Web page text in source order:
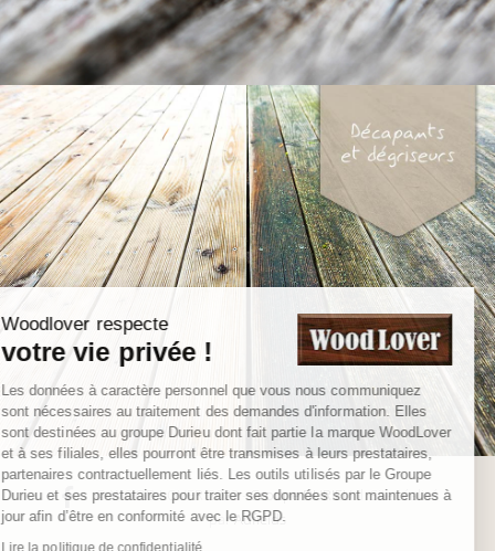
© WOOD LOVER 2022 -Groupe DURIEUl Site réalisé
parAdfields
Woodlover respecte
votre vie privée !
Les données à caractère personnel que vous nous communiquez
sont nécessaires au traitement des demandes d'information. Elles
sont destinées au groupe Durieu dont fait partie la marque WoodLover
et à ses filiales, elles pourront être transmises à leurs prestataires,
partenaires contractuellement liés. Les outils utilisés par le Groupe
Durieu et ses prestataires pour traiter ses données sont maintenues à
jour afin d’être en conformité avec le RGPD.
Lire la politique de confidentialité